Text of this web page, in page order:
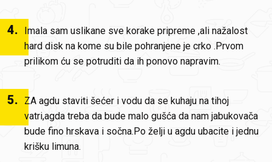
4.
Imala sam uslikane sve korake pripreme ,ali nažalost
hard disk na kome su bile pohranjene je crko .Prvom
prilikom ću se potruditi da ih ponovo napravim.
5.
ZA agdu staviti šećer i vodu da se kuhaju na tihoj
vatri,agda treba da bude malo gušća da nam jabukovača
bude fino hrskava i sočna.Po želji u agdu ubacite i jednu
krišku limuna.